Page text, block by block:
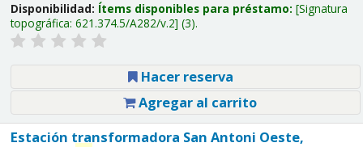
Disponibilidad: Ítems disponibles para préstamo: Signatura
topográfica: 621.374.5/A282/v.2 (3).
Hacer reserva
Agregar al carrito
Estación transformadora San Antoni Oeste,